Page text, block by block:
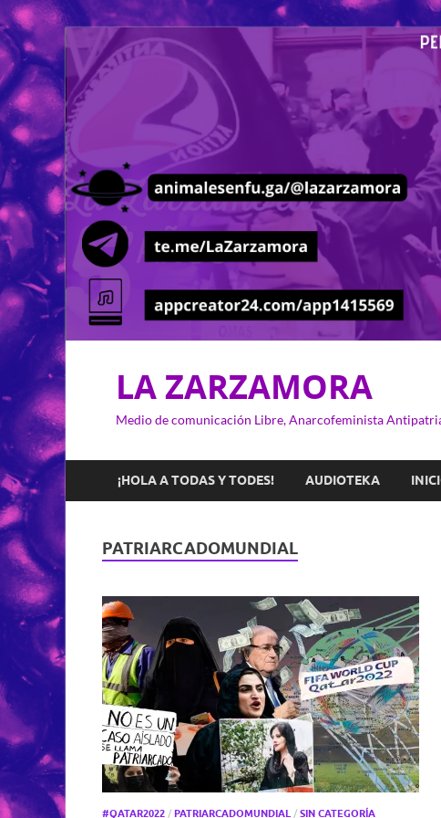
LA ZARZAMORA
Medio de comunicación Libre, Anarcofeminista
¡HOLA A TODAS Y TODES! AUDIOTEKA
PATRIARCADOMUNDIAL
#QATAR2022 / PATRIARCADOMUNDIAL / SIN CATEGORÍA